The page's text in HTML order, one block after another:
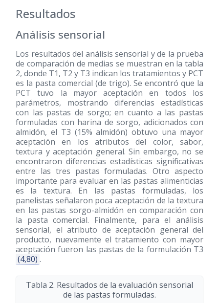
Resultados
Análisis sensorial
Los resultados del análisis sensorial y de la prueba
de comparación de medias se muestran en la tabla
2, donde T1, T2 y T3 indican los tratamientos y PCT
es la pasta comercial (de trigo). Se encontró que la
PCT tuvo la mayor aceptación en todos los
parámetros, mostrando diferencias estadísticas
con las pastas de sorgo; en cuanto a las pastas
formuladas con harina de sorgo, adicionados con
almidón, el T3 (15% almidón) obtuvo una mayor
aceptación en los atributos del color, sabor,
textura y aceptación general. Sin embargo, no se
encontraron diferencias estadísticas significativas
entre las tres pastas formuladas. Otro aspecto
importante para evaluar en las pastas alimenticias
es la textura. En las pastas formuladas, los
panelistas señalaron poca aceptación de la textura
en las pastas sorgo-almidón en comparación con
la pasta comercial. Finalmente, para el análisis
sensorial, el atributo de aceptación general del
producto, nuevamente el tratamiento con mayor
aceptación fueron las pastas de la formulación T3
(4,80) .
Tabla 2. Resultados de la evaluación sensorial
de las pastas formuladas.